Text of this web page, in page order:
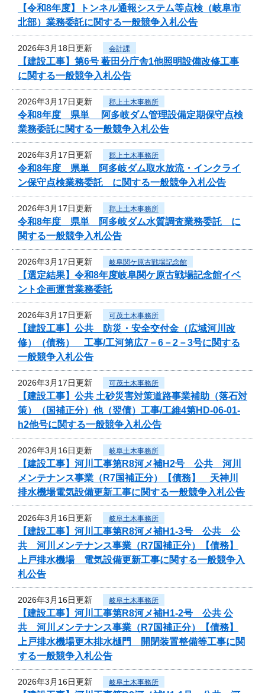
【令和8年度】トンネル通報システム等点検（岐阜市
北部）業務委託に関する一般競争入札公告
2026年3月18日更新 会計課
【建設工事】第6号 薮田分庁舎1他照明設備改修工事
に関する一般競争入札公告
2026年3月17日更新 郡上土木事務所
令和8年度 県単 阿多岐ダム管理設備定期保守点検
業務委託に関する一般競争入札公告
2026年3月17日更新 郡上土木事務所
令和8年度 県単 阿多岐ダム取水放流・インクライ
ン保守点検業務委託 に関する一般競争入札公告
2026年3月17日更新 郡上土木事務所
令和8年度 県単 阿多岐ダム水質調査業務委託 に
関する一般競争入札公告
2026年3月17日更新 岐阜関ケ原古戦場記念館
【選定結果】令和8年度岐阜関ケ原古戦場記念館イベ
ント企画運営業務委託
2026年3月17日更新 可茂土木事務所
【建設工事】公共 防災・安全交付金（広域河川改
修）（債務） 工事/工河第広7－6－2－3号に関する
一般競争入札公告
2026年3月17日更新 可茂土木事務所
【建設工事】公共 土砂災害対策道路事業補助（落石対
策）（国補正分）他（翌債）工事/工維4第HD-06-01-
h2他号に関する一般競争入札公告
2026年3月16日更新 岐阜土木事務所
【建設工事】河川工事第R8河メ補H2号 公共 河川
メンテナンス事業（R7国補正分）【債務】 天神川
排水機場電気設備更新工事に関する一般競争入札公告
2026年3月16日更新 岐阜土木事務所
【建設工事】河川工事第R8河メ補H1-3号 公共 公
共 河川メンテナンス事業（R7国補正分）【債務】
上戸排水機場 電気設備更新工事に関する一般競争入
札公告
2026年3月16日更新 岐阜土木事務所
【建設工事】河川工事第R8河メ補H1-2号 公共 公
共 河川メンテナンス事業（R7国補正分）【債務】
上戸排水機場更木排水樋門 開閉装置整備等工事に関
する一般競争入札公告
2026年3月16日更新 岐阜土木事務所